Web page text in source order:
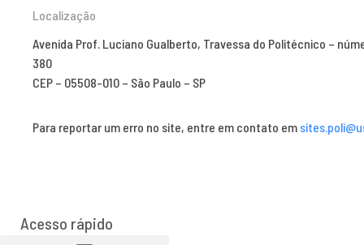
Localização
Avenida Prof. Luciano Gualberto, Travessa do Politécnico –
380
CEP – 05508-010 – São Paulo – SP
Para reportar um erro no site, entre em contato em
Acesso rápido